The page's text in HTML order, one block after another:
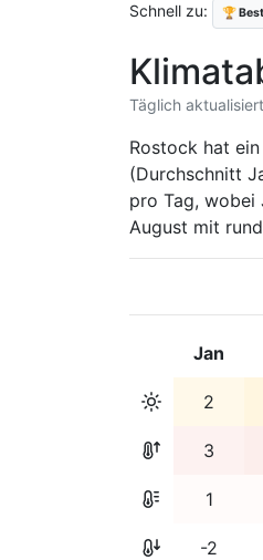
Schnell zu: 🏆
Täglich
Rostock hat
(Durchschnitt
pro Tag, wobei
August mit
Jan
2
3
1
-2